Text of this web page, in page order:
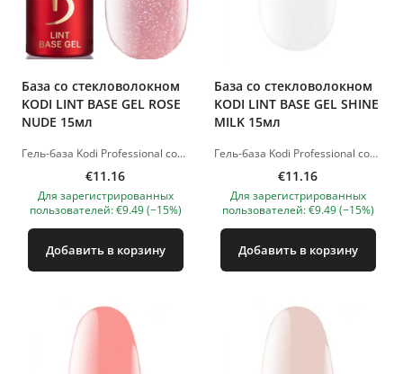
База со стекловолокном
KODI LINT BASE GEL ROSE
NUDE 15мл
Гель-база Kodi Professional создана для слабых и хрупких ногтей. В его состав входят ультратонкие шелковые волокна, образующие прочную армированную сетку на ногтевой пластине. LED лампа - 60 сек. Изображения продуктов носят иллюстративный характер. Если у вас есть какие-либо вопросы, мы всегда ждем вашего письма nanatallinn@gmail.com
€11.16
Для зарегистрированных
пользователей: €9.49 (−15%)
Добавить в корзину
База со стекловолокном
KODI LINT BASE GEL SHINE
MILK 15мл
Гель-база Kodi Professional создана для слабых и хрупких ногтей. В его состав входят ультратонкие шелковые волокна, образующие прочную армированную сетку на ногтевой пластине. LED лампа - 60 сек. Изображения продуктов носят иллюстративный характер. Если у вас есть какие-либо вопросы, мы всегда ждем вашего письма nanatallinn@gmail.com
€11.16
Для зарегистрированных
пользователей: €9.49 (−15%)
Добавить в корзину